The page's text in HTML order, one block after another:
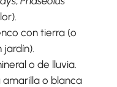
con tierra (o
o de lluvia.
amarilla o blanca